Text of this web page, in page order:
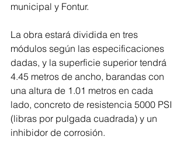
municipal y Fontur.
La obra estará dividida en tres
módulos según las especificaciones
dadas, y la superficie superior tendrá
4.45 metros de ancho, barandas con
una altura de 1.01 metros en cada
lado, concreto de resistencia 5000 PSI
(libras por pulgada cuadrada) y un
inhibidor de corrosión.